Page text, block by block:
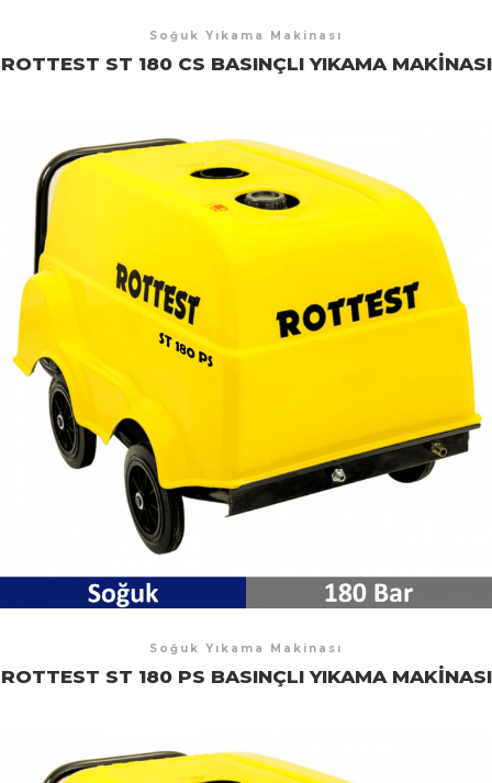
Soğuk Yıkama Makinası
ROTTEST ST 180 CS BASINÇLI YIKAMA MAKINASI
Soğuk Yıkama Makinası
ROTTEST ST 180 PS BASINÇLI YIKAMA MAKINASI